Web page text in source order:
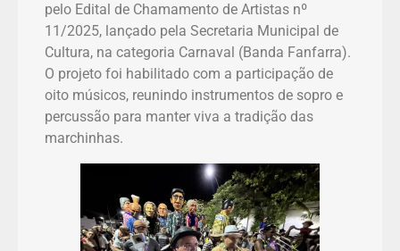
pelo Edital de Chamamento de Artistas nº
11/2025, lançado pela Secretaria Municipal de
Cultura, na categoria Carnaval (Banda Fanfarra).
O projeto foi habilitado com a participação de
oito músicos, reunindo instrumentos de sopro e
percussão para manter viva a tradição das
marchinhas.